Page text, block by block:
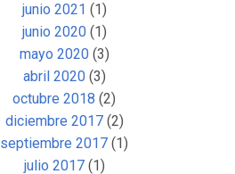
junio 2021 (1)
junio 2020(1)
mayo 2020(3)
abril 2020(3)
octubre 2018 (2)
diciembre 2017(2)
septiembre 2017 (1)
julio 2017(1)